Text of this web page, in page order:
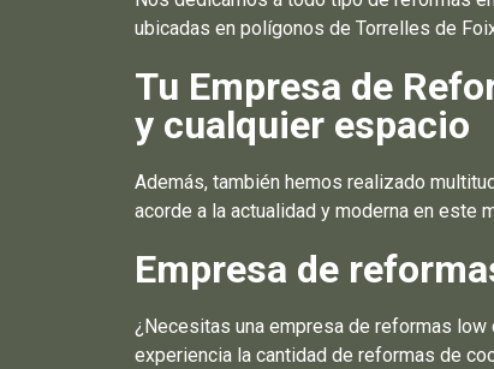
ubicadas en polígonos de Torrelles de
Tu Empresa de
y cualquier espacio
Además, también hemos realizado
acorde a la actualidad y moderna en este
Empresa de
¿Necesitas una empresa de reformas
experiencia la cantidad de reformas de